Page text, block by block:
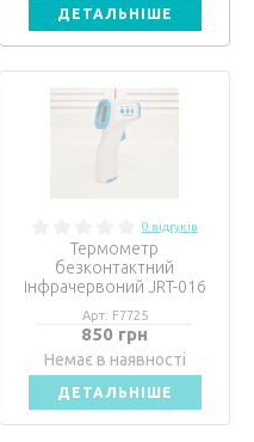
ДЕТАЛЬНІШЕ
0 відгуків
Термометр
безконтактний
інфрачервоний JRT-016
Арт: F7725
850 грн
Немає в наявності
ДЕТАЛЬНІШЕ